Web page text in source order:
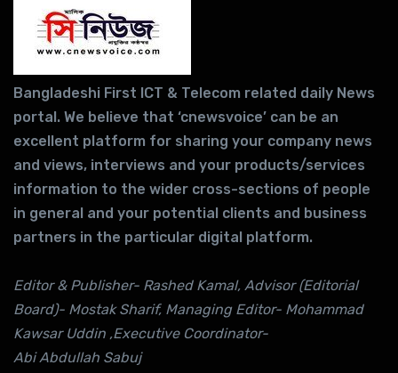
Bangladeshi First ICT & Telecom related daily News
portal. We believe that ‘cnewsvoice’ can be an
excellent platform for sharing your company news
and views, interviews and your products/services
information to the wider cross-sections of people
in general and your potential clients and business
partners in the particular digital platform.
Editor & Publisher- Rashed Kamal, Advisor (Editorial
Board)- Mostak Sharif, Managing Editor- Mohammad
Kawsar Uddin ,Executive Coordinator-
Abi Abdullah Sabuj